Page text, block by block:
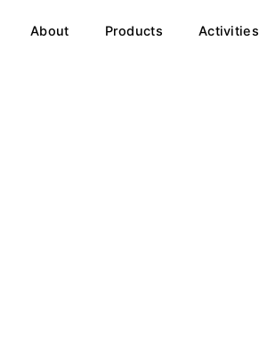
About Products Activities